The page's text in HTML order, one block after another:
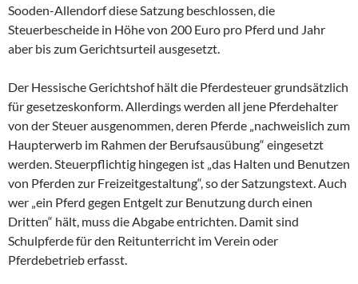
Sooden-Allendorf diese Satzung beschlossen, die
Steuerbescheide in Höhe von 200 Euro pro Pferd und Jahr
aber bis zum Gerichtsurteil ausgesetzt.
Der Hessische Gerichtshof hält die Pferdesteuer grundsätzlich
für gesetzeskonform. Allerdings werden all jene Pferdehalter
von der Steuer ausgenommen, deren Pferde „nachweislich zum
Haupterwerb im Rahmen der Berufsausübung“ eingesetzt
werden. Steuerpflichtig hingegen ist „das Halten und Benutzen
von Pferden zur Freizeitgestaltung“, so der Satzungstext. Auch
wer „ein Pferd gegen Entgelt zur Benutzung durch einen
Dritten“ hält, muss die Abgabe entrichten. Damit sind
Schulpferde für den Reitunterricht im Verein oder
Pferdebetrieb erfasst.